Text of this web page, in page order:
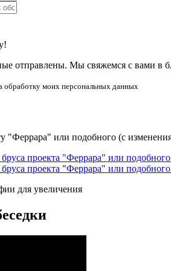
отправлены. Мы свяжемся с вами в
обработку моих персональных данных
"Феррара" или подобного (с
для увеличения